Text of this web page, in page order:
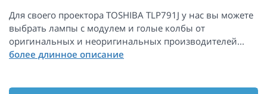
Для своего проектора TOSHIBA TLP791J у нас вы можете
выбрать лампы с модулем и голые колбы от
оригинальных и неоригинальных производителей...